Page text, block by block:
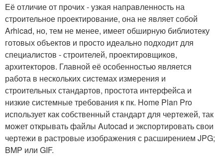
Её отличие от прочих - узкая направленность на
строительное проектирование, она не являет собой
Arhicad, но, тем не менее, имеет обширную библиотеку
готовых объектов и просто идеально подходит для
специалистов - строителей, проектировщиков,
архитекторов. Главной её особенностью является
работа в нескольких системах измерения и
строительных стандартов, простота интерфейса и
низкие системные требования к пк. Home Plan Pro
использует как собственный стандарт для чертежей, так
может открывать файлы Autocad и экспортировать свои
чертежи в растровые изображения с расширением JPG;
BMP или GIF.